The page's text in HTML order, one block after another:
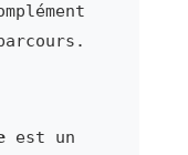
est un